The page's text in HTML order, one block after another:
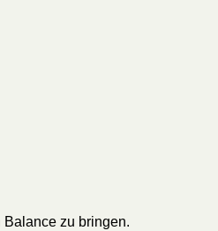
zu bringen.